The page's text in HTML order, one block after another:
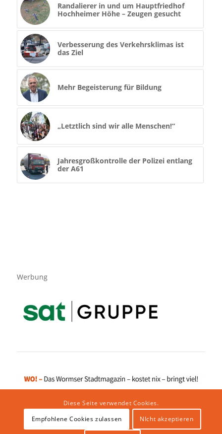
Randalierer in und um Hauptfriedhof
Hochheimer Höhe – Zeugen gesucht
Verbesserung des Verkehrsklimas ist
das Ziel
Mehr Begeisterung für Bildung
„Letztlich sind wir alle Menschen!“
Jahresgroßkontrolle der Polizei entlang
der A61
Werbung
Impressum|Datenschutzerklärung|Website von klicklabor.de|
Diese Seite verwendet Cookies.
Empfohlene Cookies zulassen
NIcht akzeptieren